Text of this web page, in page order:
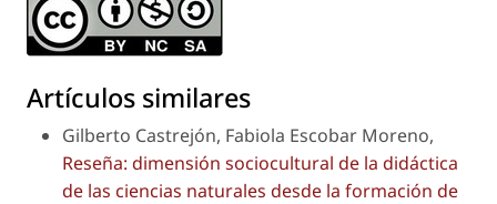
Artículos similares
Gilberto Castrejón, Fabiola Escobar Moreno,
Reseña: dimensión sociocultural de la didáctica
de las ciencias naturales desde la formación de